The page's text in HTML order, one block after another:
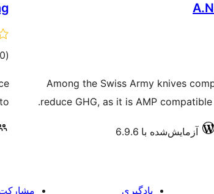
Among the Swiss Army knives
reduce GHG, as it is AMP
آزمایش‌شده با 6.9.6
(0
یادگیری مشارکت